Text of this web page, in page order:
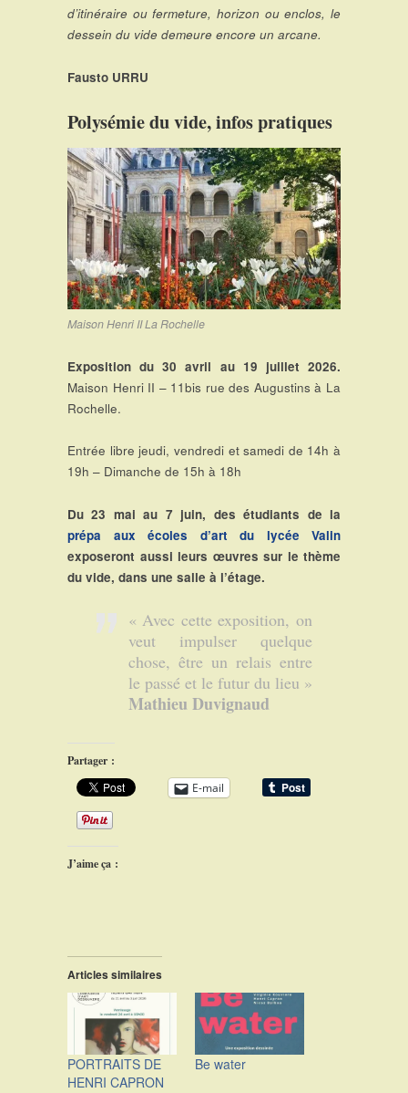
d’itinéraire ou fermeture, horizon ou enclos, le
dessein du vide demeure encore un arcane.
Fausto URRU
Polysémie du vide, infos pratiques
Maison Henri II La Rochelle
Exposition du 30 avril au 19 juillet 2026.
Maison Henri II – 11bis rue des Augustins à La
Rochelle.
Entrée libre jeudi, vendredi et samedi de 14h à
19h – Dimanche de 15h à 18h
Du 23 mai au 7 juin, des étudiants de la
prépa aux écoles d’art du lycée Valin
exposeront aussi leurs œuvres sur le thème
du vide, dans une salle à l’étage.
« Avec cette exposition, on
veut impulser quelque
chose, être un relais entre
le passé et le futur du lieu »
Mathieu Duvignaud
Partager :
E-mail
J’aime ça :
Articles similaires
PORTRAITS DE
HENRI CAPRON
Be water